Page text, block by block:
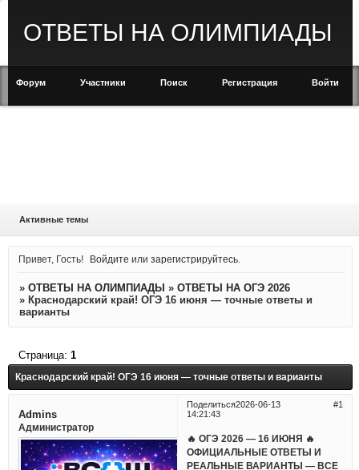
ОТВЕТЫ НА ОЛИМПИАДЫ
Форум Участники Поиск Регистрация Войти
Активные темы
Привет, Гость! Войдите илизарегистрируйтесь
» ОТВЕТЫ НА ОЛИМПИАДЫ » ОТВЕТЫ НА ОГЭ 2026
» Краснодарский край! ОГЭ 16 июня — точные ответы и
варианты
Краснодарский край! ОГЭ 16 июня — точные ответы и варианты
Страница: 1
Поделиться 1
2026-06-13
14:21:43
Admins
Администратор
🔥 ОГЭ 2026 — 16 ИЮНЯ 🔥
ОФИЦИАЛЬНЫЕ ОТВЕТЫ И
РЕАЛЬНЫЕ ВАРИАНТЫ — ВСЕ